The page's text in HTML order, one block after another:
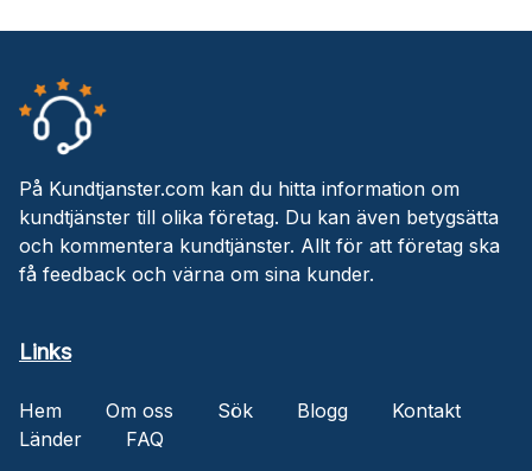
På Kundtjanster.com kan du hitta information om
kundtjänster till olika företag. Du kan även betygsätta
och kommentera kundtjänster. Allt för att företag ska
få feedback och värna om sina kunder.
Links
Hem Om oss Sök Blogg
Kontakt
Länder
FAQ